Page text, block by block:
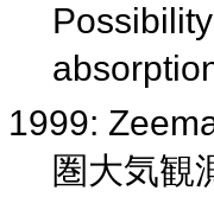
1999:
圏大気観